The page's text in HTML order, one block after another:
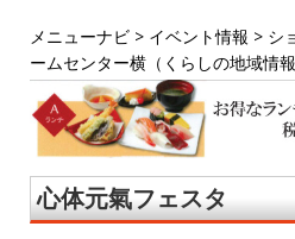
メニューナビ > イベント情報 > シ
ームセンター横（くらしの地域情報
心体元氣フェスタ